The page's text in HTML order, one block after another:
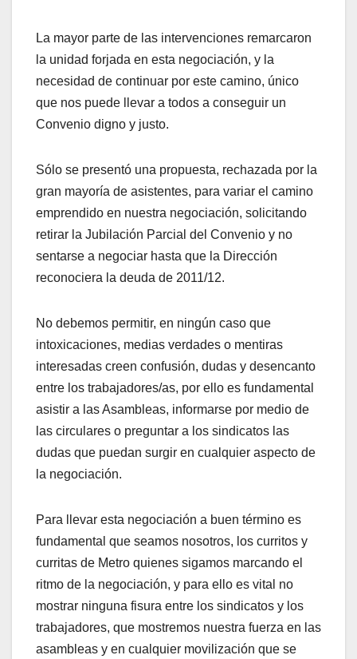
La mayor parte de las intervenciones remarcaron
la unidad forjada en esta negociación, y la
necesidad de continuar por este camino, único
que nos puede llevar a todos a conseguir un
Convenio digno y justo.
Sólo se presentó una propuesta, rechazada por la
gran mayoría de asistentes, para variar el camino
emprendido en nuestra negociación, solicitando
retirar la Jubilación Parcial del Convenio y no
sentarse a negociar hasta que la Dirección
reconociera la deuda de 2011/12.
No debemos permitir, en ningún caso que
intoxicaciones, medias verdades o mentiras
interesadas creen confusión, dudas y desencanto
entre los trabajadores/as, por ello es fundamental
asistir a las Asambleas, informarse por medio de
las circulares o preguntar a los sindicatos las
dudas que puedan surgir en cualquier aspecto de
la negociación.
Para llevar esta negociación a buen término es
fundamental que seamos nosotros, los curritos y
curritas de Metro quienes sigamos marcando el
ritmo de la negociación, y para ello es vital no
mostrar ninguna fisura entre los sindicatos y los
trabajadores, que mostremos nuestra fuerza en las
asambleas y en cualquier movilización que se